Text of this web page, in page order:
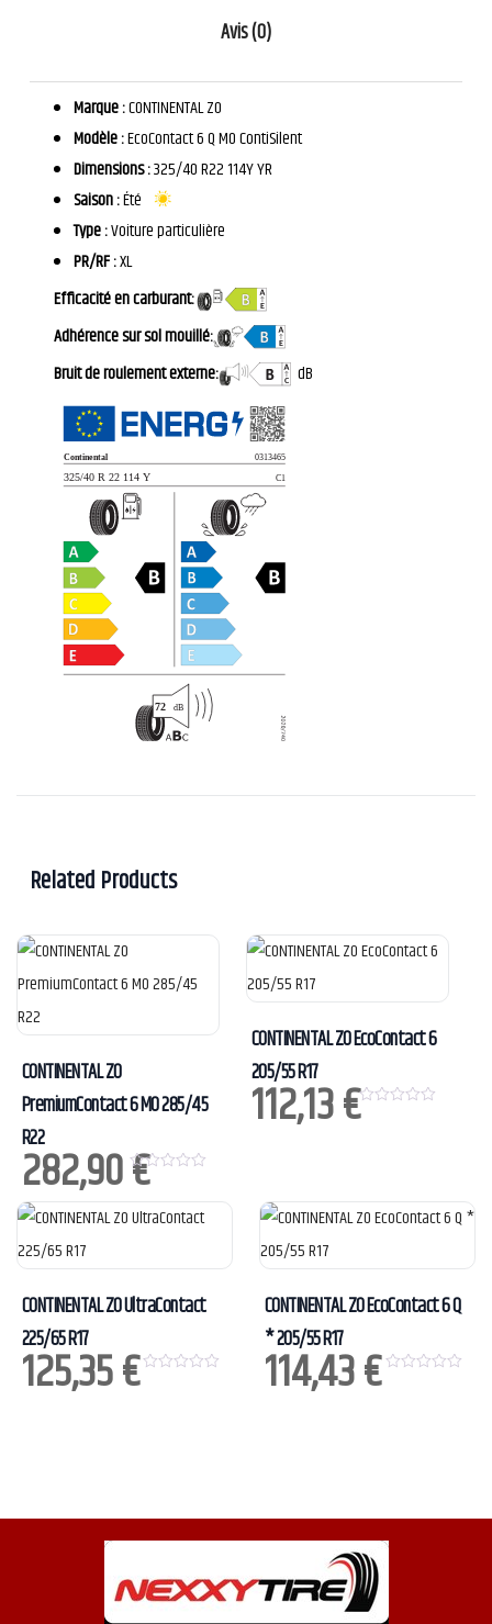
Avis (0)
Marque :CONTINENTAL ZO
Modèle :EcoContact 6 Q MO ContiSilent
Dimensions :325/40 R22 114Y YR
Saison :Été
Type :Voiture particulière
PR/RF :XL
Efficacité en carburant:
Adhérence sur sol mouillé:
Bruit de roulement externe:
dB
Related Products
CONTINENTAL ZO
PremiumContact 6 MO 285/45
R22
282,90€
0
u
t
CONTINENTAL ZO EcoContact 6
205/55 R17
112,13€0
CONTINENTAL ZO UltraContact
225/65 R17
125,35€
CONTINENTAL ZO EcoContact 6 Q
* 205/55 R17
114,43€